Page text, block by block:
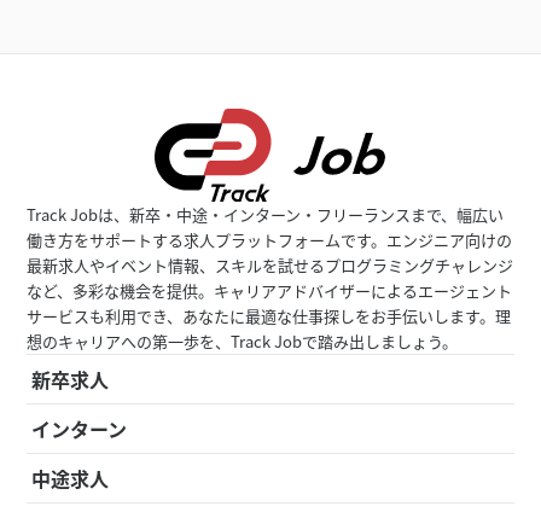
Track Jobは、新卒・中途・インターン・フリーランスまで、幅広い
働き方をサポートする求人プラットフォームです。エンジニア向けの
最新求人やイベント情報、スキルを試せるプログラミングチャレンジ
など、多彩な機会を提供。キャリアアドバイザーによるエージェント
サービスも利用でき、あなたに最適な仕事探しをお手伝いします。理
想のキャリアへの第一歩を、Track Jobで踏み出しましょう。
新卒求人
インターン
中途求人